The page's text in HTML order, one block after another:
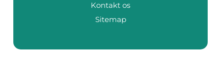
Kontakt os
Sitemap